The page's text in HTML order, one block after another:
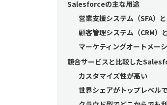
Salesforceの主な用途
営業支援システム（SFA）
顧客管理システム（CRM）
マーケティングオートメー
競合サービスと比較した
カスタマイズ性が高い
世界シェアがトップレベル